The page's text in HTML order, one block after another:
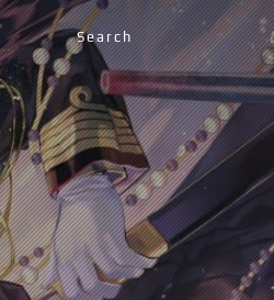
Search